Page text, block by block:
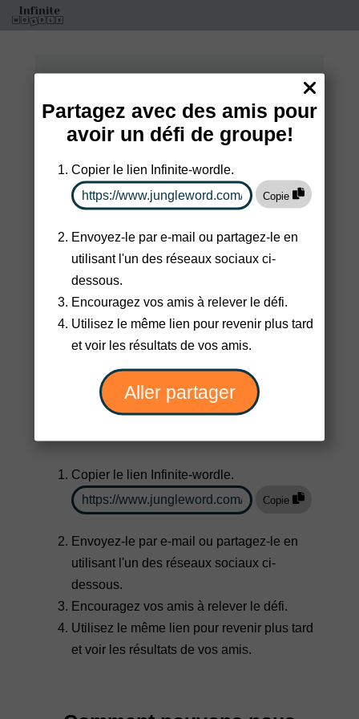
Aucun jeu n'a encore été joué.
Partager
Rejoignez notre
communauté
Reddit
Facebook
Partagez avec vos amis
Copier le lien Infinite-wordle.
Copie
Envoyez-le par e-mail ou partagez-le en
utilisant l'un des réseaux sociaux ci-
dessous.
Encouragez vos amis à relever le défi.
Utilisez le même lien pour revenir plus tard
et voir les résultats de vos amis.
Partagez avec des amis pour
avoir un défi de groupe!
Copier le lien Infinite-wordle.
Copie
Envoyez-le par e-mail ou partagez-le en
utilisant l'un des réseaux sociaux ci-
dessous.
Encouragez vos amis à relever le défi.
Utilisez le même lien pour revenir plus tard
et voir les résultats de vos amis.
Aller partager